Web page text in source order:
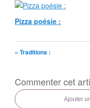
Pizza poésie :
« Traditions :
Commenter cet
Ajouter